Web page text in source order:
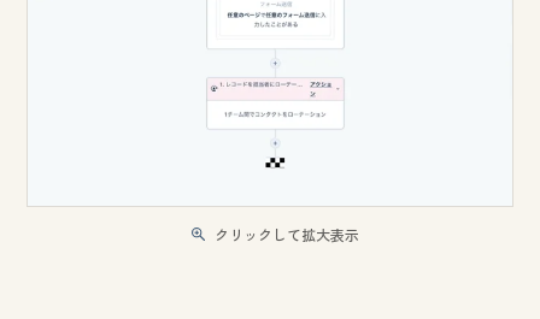
クリックして拡大表示